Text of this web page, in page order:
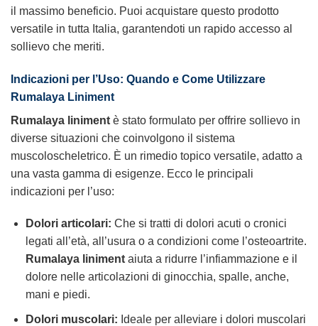
il massimo beneficio. Puoi acquistare questo prodotto
versatile in tutta Italia, garantendoti un rapido accesso al
sollievo che meriti.
Indicazioni per l’Uso: Quando e Come Utilizzare
Rumalaya Liniment
Rumalaya liniment è stato formulato per offrire sollievo in
diverse situazioni che coinvolgono il sistema
muscoloscheletrico. È un rimedio topico versatile, adatto a
una vasta gamma di esigenze. Ecco le principali
indicazioni per l’uso:
Dolori articolari: Che si tratti di dolori acuti o cronici
legati all’età, all’usura o a condizioni come l’osteoartrite.
Rumalaya linimentaiuta a ridurre l’infiammazione e il
dolore nelle articolazioni di ginocchia, spalle, anche,
mani e piedi.
Dolori muscolari: Ideale per alleviare i dolori muscolari